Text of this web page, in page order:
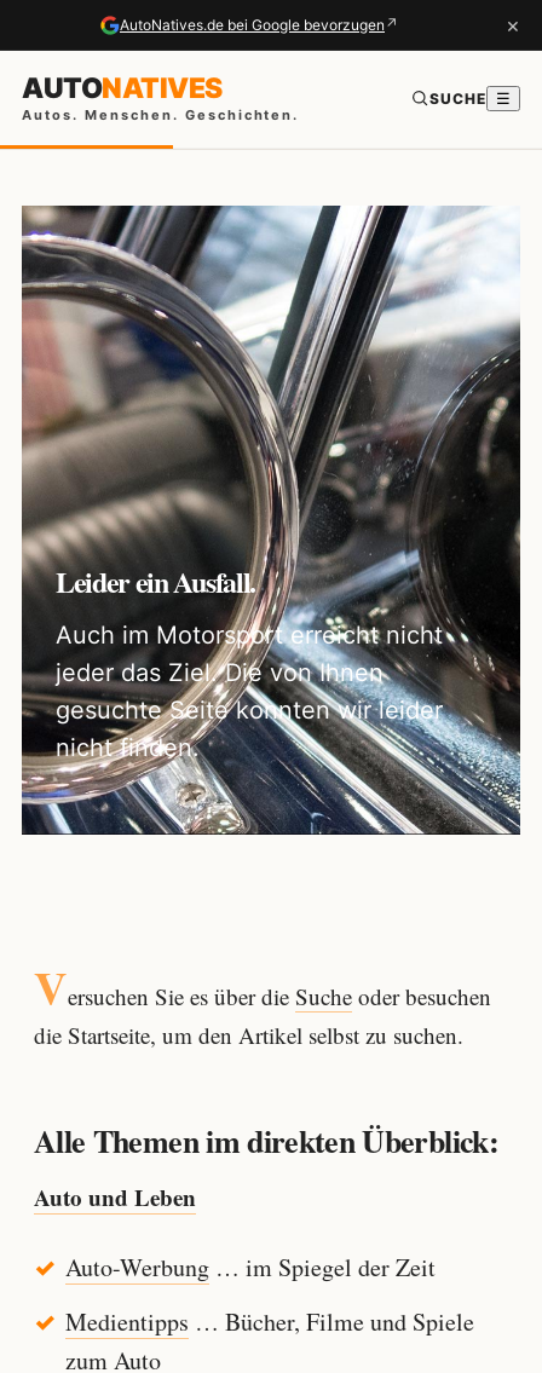
AutoNatives.de bei Google bevorzugen ↗ ×
AUTONATIVES
Autos. Menschen. Geschichten.
SUCHE ☰
Leider ein Ausfall.
Auch im Motorsport erreicht nicht
jeder das Ziel. Die von Ihnen
gesuchte Seite konnten wir leider
nicht finden.
Versuchen Sie es über die Sucheoder besuchen
die Startseite, um den Artikel selbst zu suchen.
Alle Themen im direkten Überblick:
Auto und Leben
Auto-Werbung… im Spiegel der Zeit
Medientipps … Bücher, Filme und Spiele
zum Auto